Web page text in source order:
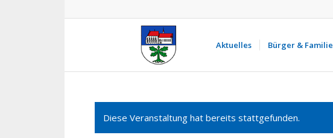
Aktuelles Bürger & Familie
Diese Veranstaltung hat bereits stattgefunden.